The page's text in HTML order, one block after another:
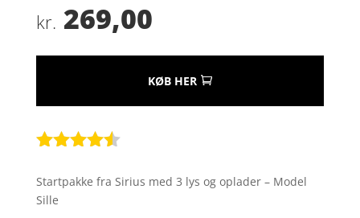
kr. 269,00
KØB HER
som4.4
ud af 5
Startpakke fra Sirius med 3 lys og oplader – Model
Sille